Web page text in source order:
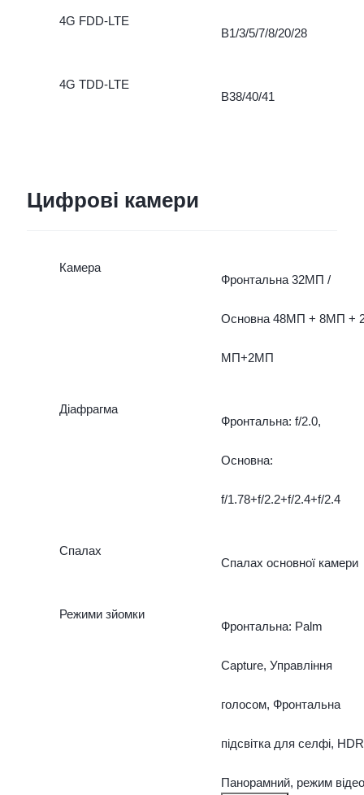
4G FDD-LTE
B1/3/5/7/8/20/28
4G TDD-LTE
B38/40/41
Цифрові камери
Камера
Фронтальна 32МП /
Основна 48МП + 8МП +
МП+2МП
Діафрагма
Фронтальна: f/2.0,
Основна:
f/1.78+f/2.2+f/2.4+f/2.4
Спалах
Спалах основної камери
Режими зйомки
Фронтальна: Palm
Capture, Управління
голосом, Фронтальна
підсвітка для селфі,
Панорамний, режим відео